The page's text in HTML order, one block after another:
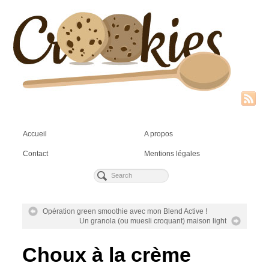
Accueil A propos
Contact Mentions légales
Opération green smoothie avec mon Blend Active !
Un granola (ou muesli croquant) maison light
Choux à la crème